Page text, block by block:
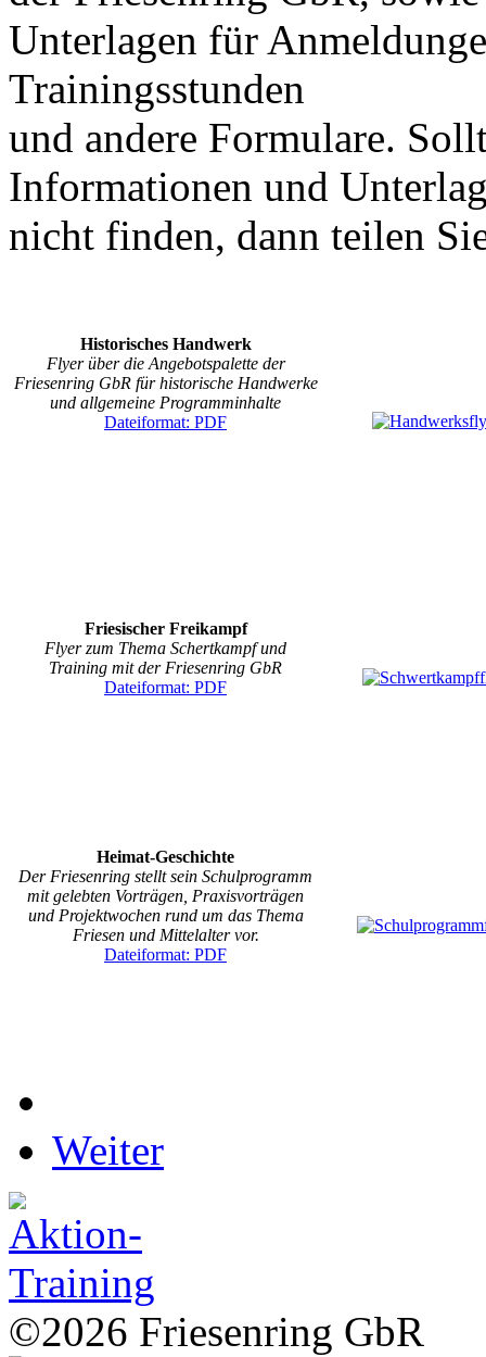
Unterlagen für
Trainingsstunden
und andere Formulare.
Informationen und
nicht finden, dann teilen
Historisches Handwerk
Flyer über die Angebotspalette der
Friesenring GbR für historische Handwerke
und allgemeine Programminhalte
Dateiformat: PDF
Friesischer Freikampf
Flyer zum Thema Schertkampf und
Training mit der Friesenring GbR
Dateiformat: PDF
Heimat-Geschichte
Der Friesenring stellt sein Schulprogramm
mit gelebten Vorträgen, Praxisvorträgen
und Projektwochen rund um das Thema
Friesen und Mittelalter vor.
Dateiformat: PDF
Weiter
©2026 Friesenring GbR